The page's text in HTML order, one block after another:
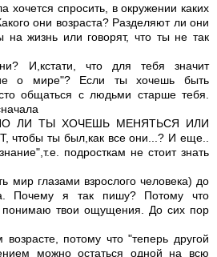
хочется спросить, в окружении каких
они возраста? Разделяют ли они
на жизнь или говорят, что ты не так
И,кстати, что для тебя значит
о мире"? Если ты хочешь быть
общаться с людьми старше тебя.
ЛИ ТЫ ХОЧЕШЬ МЕНЯТЬСЯ ИЛИ
ты был,как все они...? И еще..
подросткам не стоит знать
мир глазами взрослого человека) до
Почему я так пишу? Потому что
понимаю твои ощущения. До сих пор
возрасте, потому что "теперь другой
можно остаться одной на всю